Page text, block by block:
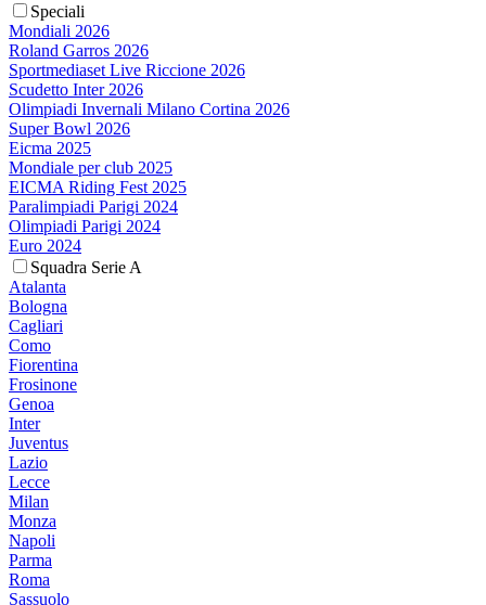
Speciali
Mondiali 2026
Roland Garros 2026
Sportmediaset Live Riccione 2026
Scudetto Inter 2026
Olimpiadi Invernali Milano Cortina 2026
Super Bowl 2026
Eicma 2025
Mondiale per club 2025
EICMA Riding Fest 2025
Paralimpiadi Parigi 2024
Olimpiadi Parigi 2024
Euro 2024
Squadra Serie A
Atalanta
Bologna
Cagliari
Como
Fiorentina
Frosinone
Genoa
Inter
Juventus
Lazio
Lecce
Milan
Monza
Napoli
Parma
Roma
Sassuolo